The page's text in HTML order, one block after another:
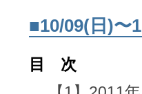
■10/09(日)〜
目 次